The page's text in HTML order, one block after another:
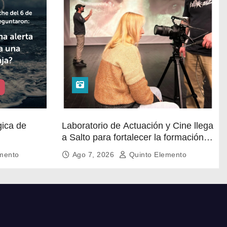
de
Laboratorio de Actuación y Cine llega
a Salto para fortalecer la formación
audiovisual en el norte del país
Ago 7, 2026 Quinto Elemento